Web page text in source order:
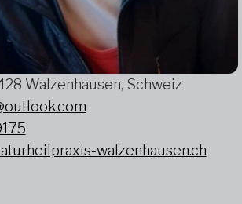
Walzenhausen, Schweiz
walzenhausen.ch